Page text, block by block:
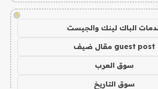
!
الباك لينك والجيست
guest post مقال ضيف
سوق العرب
سوق التاريخ